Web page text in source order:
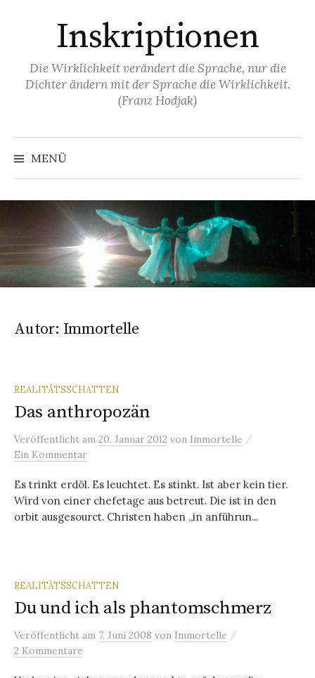
Inskriptionen
Die Wirklichkeit verändert die Sprache, nur die
Dichter ändern mit der Sprache die Wirklichkeit.
(Franz Hodjak)
MENÜ
Autor: Immortelle
REALITÄTSSCHATTEN
Das anthropozän
Veröffentlicht am 20. Januar 2012 von Immortelle /
Ein Kommentar
Es trinkt erdöl. Es leuchtet. Es stinkt. Ist aber kein tier.
Wird von einer chefetage aus betreut. Die ist in den
orbit ausgesourct. Christen haben „in anführun...
REALITÄTSSCHATTEN
Du und ich als phantomschmerz
Veröffentlicht am 7. Juni 2008 von Immortelle /
2 Kommentare